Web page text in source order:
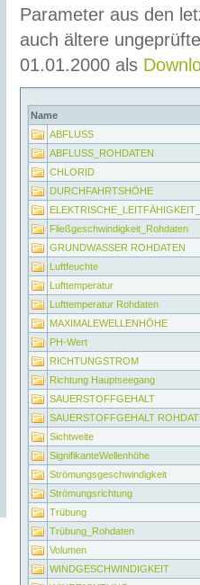
Parameter aus den
auch ältere
01.01.2000 als
Name
ABFLUSS
ABFLUSS_ROHDATEN
CHLORID
DURCHFAHRTSHÖHE
Fließgeschwindigkeit_Rohdaten
GRUNDWASSER ROHDATEN
Luftfeuchte
Lufttemperatur
Lufttemperatur Rohdaten
MAXIMALEWELLENHÖHE
PH-Wert
RICHTUNGSTROM
Richtung Hauptseegang
SAUERSTOFFGEHALT
SAUERSTOFFGEHALT
Sichtweite
SignifikanteWellenhöhe
Strömungsgeschwindigkeit
Strömungsrichtung
Trübung
Trübung_Rohdaten
Volumen
WINDGESCHWINDIGKEIT